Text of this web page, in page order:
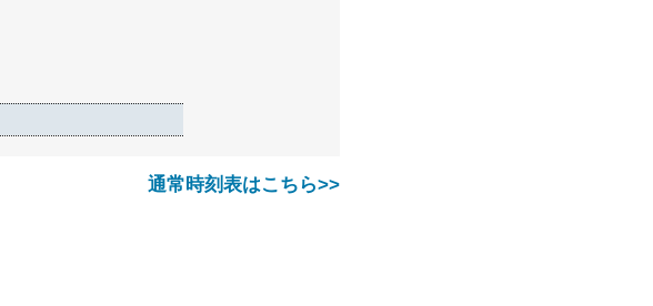
通常時刻表はこちら>>